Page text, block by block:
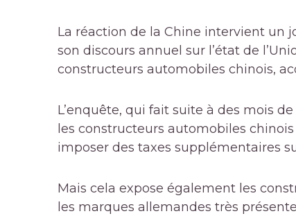
La réaction de la Chine intervient un
son discours annuel sur l’état de
constructeurs automobiles chinois,
L’enquête, qui fait suite à des mois
les constructeurs automobiles
imposer des taxes supplémentaires
Mais cela expose également les
les marques allemandes très